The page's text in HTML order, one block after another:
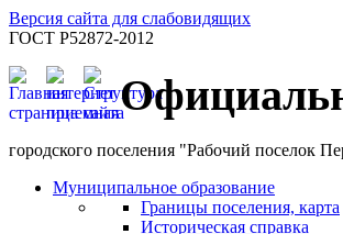
Версия сайта для слабовидящих
ГОСТ Р52872-2012
городского поселения "Рабочий поселок
Муниципальное образование
Границы поселения, карта
Историческая справка